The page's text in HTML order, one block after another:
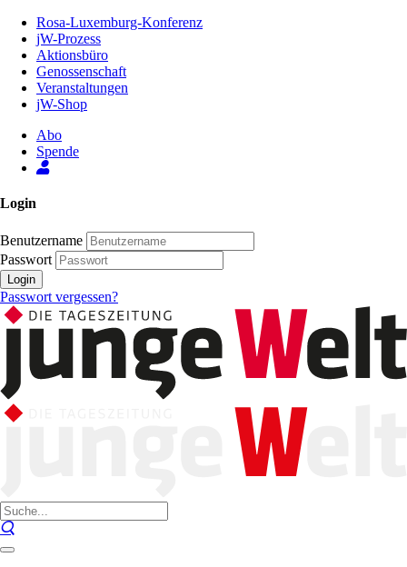
Inhalt
Seite
Rosa-Luxemburg-Konferenz
jW-Prozess
Aktionsbüro
Genossenschaft
Veranstaltungen
jW-Shop
Abo
Spende
Login
Benutzername
Passwort
Login
Passwort vergessen?